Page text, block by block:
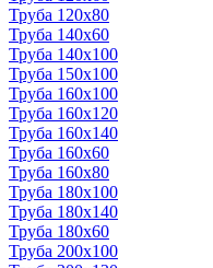
Труба 120x80
Труба 140x60
Труба 140x100
Труба 150x100
Труба 160x100
Труба 160x120
Труба 160x140
Труба 160x60
Труба 160x80
Труба 180x100
Труба 180x140
Труба 180x60
Труба 200x100